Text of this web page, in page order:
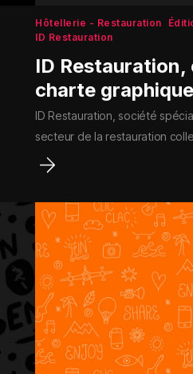
Hôtellerie - Restauration
ID Restauration
ID
charte graphique
ID Restauration, société
secteur de la restauration